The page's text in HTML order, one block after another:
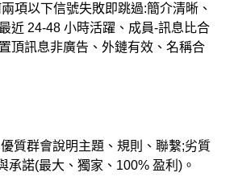
項以下信號失敗即跳過:簡介清晰、
近 24-48 小時活躍、成員-訊息比合
頂訊息非廣告、外鏈有效、名稱合
質群會說明主題、規則、聯繫;劣質
承諾(最大、獨家、100% 盈利)。